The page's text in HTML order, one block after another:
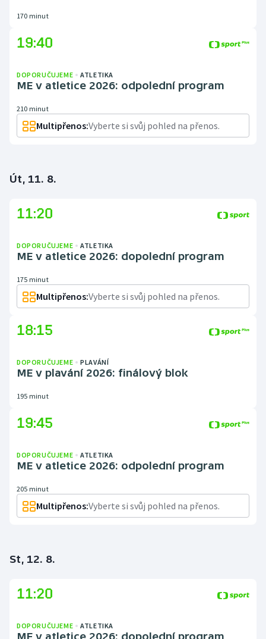
170 minut
19:40
DOPORUČUJEME ATLETIKA
ME v atletice 2026: odpolední program
210 minut
Multipřenos:Vyberte si svůj pohled na přenos.
Út, 11. 8.
11:20
DOPORUČUJEME ATLETIKA
ME v atletice 2026: dopolední program
175 minut
Multipřenos:Vyberte si svůj pohled na přenos.
18:15
DOPORUČUJEME PLAVÁNÍ
ME v plavání 2026: finálový blok
195 minut
19:45
DOPORUČUJEME ATLETIKA
ME v atletice 2026: odpolední program
205 minut
Multipřenos:Vyberte si svůj pohled na přenos.
St, 12. 8.
11:20
DOPORUČUJEME ATLETIKA
ME v atletice 2026: dopolední program